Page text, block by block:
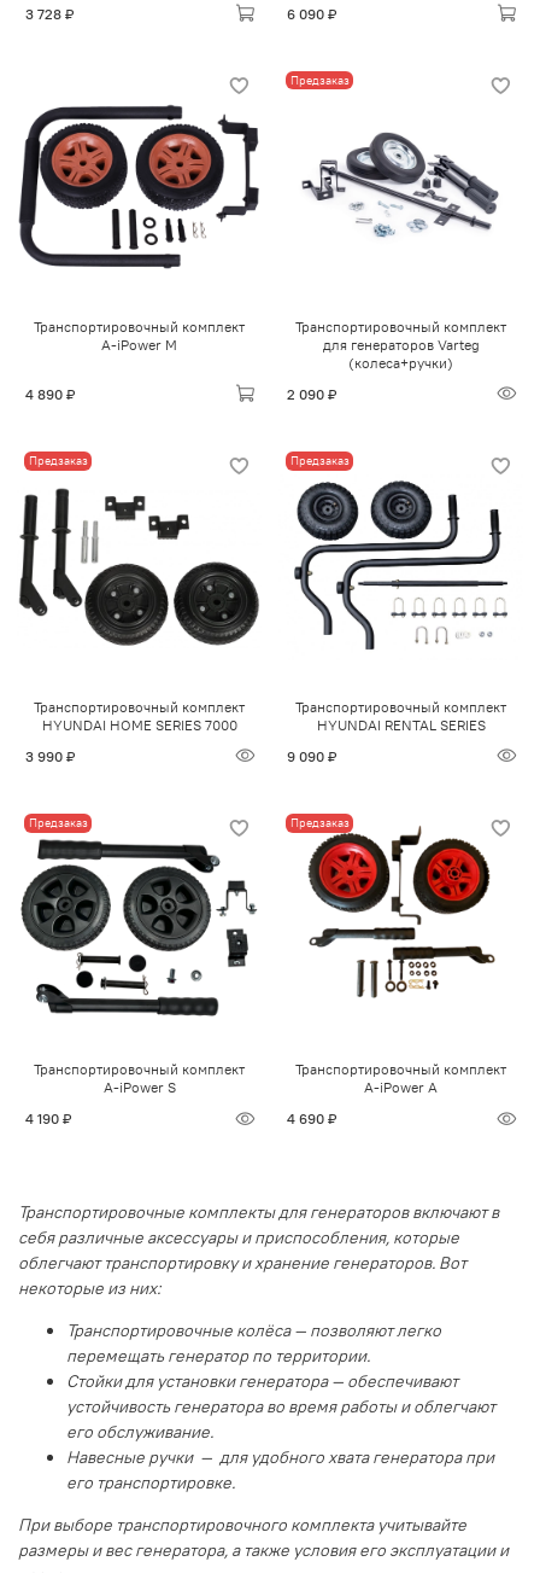
3 728 ₽
6 090 ₽
Транспортировочный комплект
A-iPower M
4 890 ₽
Предзаказ
Транспортировочный комплект
для генераторов Varteg
(колеса+ручки)
2 090 ₽
Предзаказ
Транспортировочный комплект
HYUNDAI HOME SERIES 7000
3 990 ₽
Предзаказ
Транспортировочный комплект
HYUNDAI RENTAL SERIES
9 090 ₽
Предзаказ
Транспортировочный комплект
A-iPower S
4 190 ₽
Предзаказ
Транспортировочный комплект
A-iPower A
4 690 ₽
Транспортировочные комплекты для генераторов включают в
себя различные аксессуары и приспособления, которые
облегчают транспортировку и хранение генераторов. Вот
некоторые из них:
Транспортировочные колёса — позволяют легко
перемещать генератор по территории.
Стойки для установки генератора — обеспечивают
устойчивость генератора во время работы и облегчают
его обслуживание.
Навесные ручки — для удобного хвата генератора при
его транспортировке.
При выборе транспортировочного комплекта учитывайте
размеры и вес генератора, а также условия его эксплуатации и